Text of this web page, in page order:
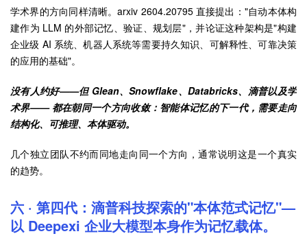
学术界的方向同样清晰。arxiv 2604.20795 直接提出："自动本体构
建作为 LLM 的外部记忆、验证、规划层"，并论证这种架构是"构建
企业级 AI 系统、机器人系统等需要持久知识、可解释性、可靠决策
的应用的基础"。
没有人约好——但 Glean、Snowflake、Databricks、滴普以及学
术界—— 都在朝同一个方向收敛：智能体记忆的下一代，需要走向
结构化、可推理、本体驱动。
几个独立团队不约而同地走向同一个方向，通常说明这是一个真实
的趋势。
六 · 第四代：滴普科技探索的"本体范式记忆"—
以 Deepexi 企业大模型本身作为记忆载体。